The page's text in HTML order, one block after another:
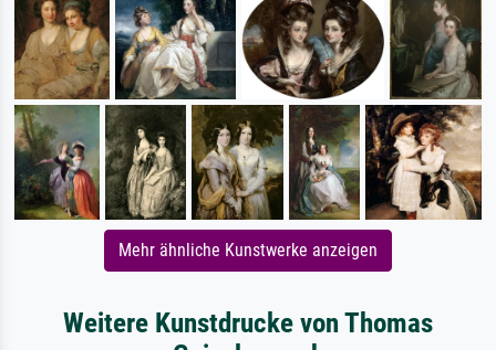
Mehr ähnliche Kunstwerke anzeigen
Weitere Kunstdrucke von Thomas